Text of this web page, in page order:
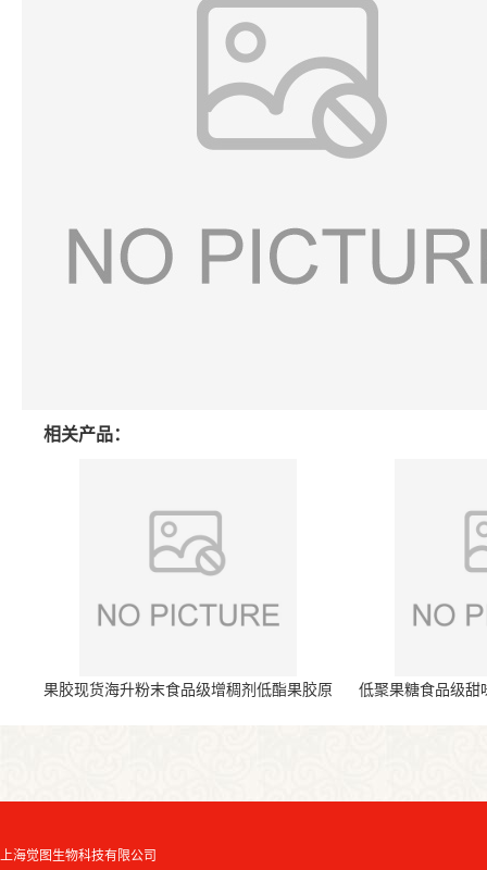
相关产品：
果胶现货海升粉末食品级增稠剂低酯果胶原
低聚果糖食品级甜
上海觉图生物科技有限公司